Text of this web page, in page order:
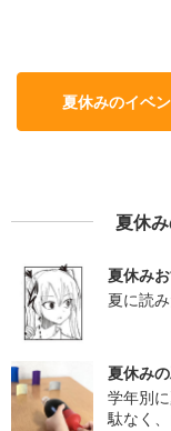
夏休みのイベ
夏休
夏休み
夏に読
夏休み
学年別
駄なく